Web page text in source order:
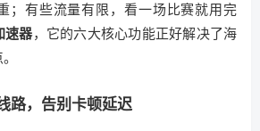
；有些流量有限，看一场比赛就用完
速器，它的六大核心功能正好解决了海
路，告别卡顿延迟